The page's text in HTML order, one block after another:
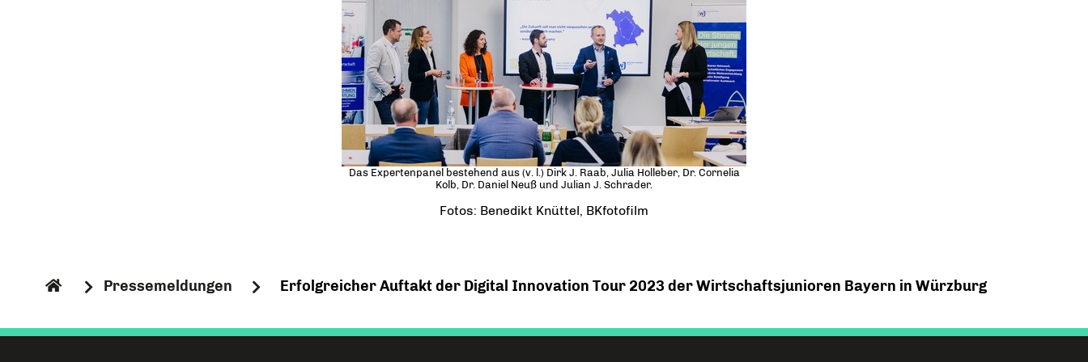
Das Expertenpanel bestehend aus (v. l.) Dirk J. Raab, Julia Holleber, Dr. Cornelia
Kolb, Dr. Daniel Neuß und Julian J. Schrader.
Fotos: Benedikt Knüttel, BKfotofilm
Pressemeldungen Erfolgreicher Auftakt der Digital Innovation Tour 2023 der Wirtschaftsjunioren Bayern in Würzburg